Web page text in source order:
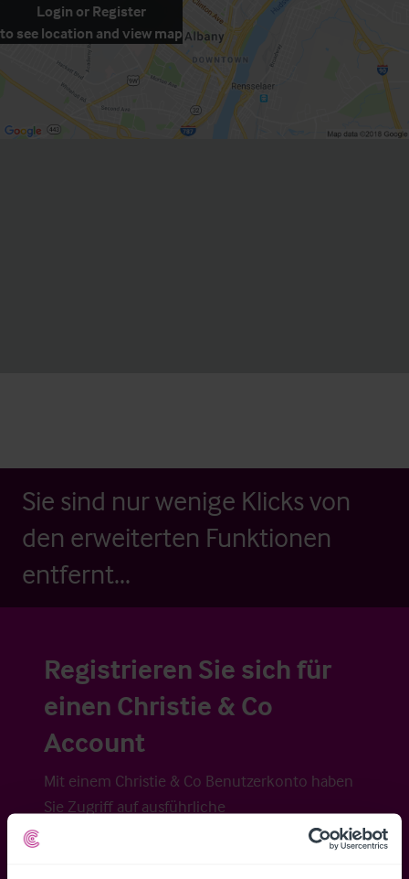
Login or Register
to see location and view map
Sie sind nur wenige Klicks von
den erweiterten Funktionen
entfernt...
Registrieren Sie sich für
einen Christie & Co
Account
Mit einem Christie & Co Benutzerkonto haben
Sie Zugriff auf ausführliche
Veraufsinformationen, erweiterte Suche über